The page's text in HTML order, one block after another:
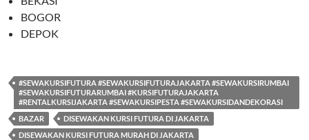
BOGOR
DEPOK
#SEWAKURSIFUTURA #SEWAKURSIFUTURAJAKARTA #SEWAKURSIRUMBAI
#SEWAKURSIFUTURARUMBAI #KURSIFUTURAJAKARTA
#RENTALKURSIJAKARTA #SEWAKURSIPESTA #SEWAKURSIDANDEKORASI
BAZAR
DISEWAKAN KURSI FUTURA DI JAKARTA
DISEWAKAN KURSI FUTURA MURAH DI JAKARTA